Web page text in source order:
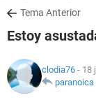
SALUD
FAMILIA
NUTRICIÓN
Tema Anterior
Estoy
clodia76 - 18
paranoica